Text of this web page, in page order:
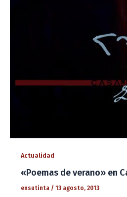
Actualidad
«Poemas de verano» en
ensutinta / 13 agosto, 2013